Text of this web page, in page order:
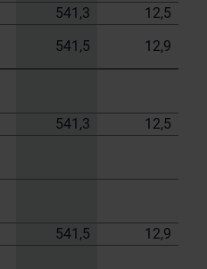
541,3
12,5
541,5
12,9
541,3
12,5
541,5
12,9